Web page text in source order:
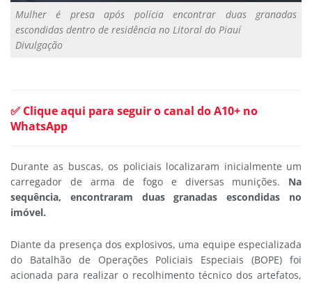
Mulher é presa após polícia encontrar duas granadas
escondidas dentro de residência no Litoral do Piauí
Divulgação
✅ Clique aqui para seguir o canal do A10+ no
WhatsApp
Durante as buscas, os policiais localizaram inicialmente um
carregador de arma de fogo e diversas munições. Na
sequência, encontraram duas granadas escondidas no
imóvel.
Diante da presença dos explosivos, uma equipe especializada
do Batalhão de Operações Policiais Especiais (BOPE) foi
acionada para realizar o recolhimento técnico dos artefatos,